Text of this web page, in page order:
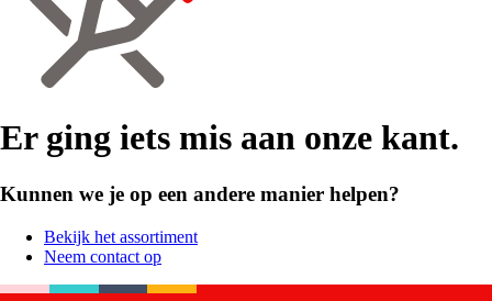
Er ging iets mis aan onze kant.
Kunnen we je op een andere manier helpen?
Bekijk het assortiment
Neem contact op